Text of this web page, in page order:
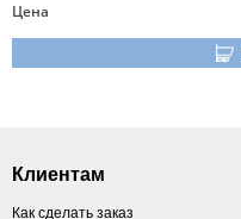
Цена
Клиентам
Как сделать заказ